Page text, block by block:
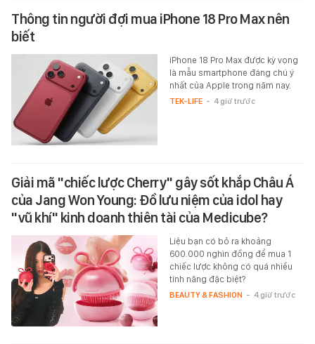
Thông tin người đợi mua iPhone 18 Pro Max nên
biết
iPhone 18 Pro Max được kỳ vọng
là mẫu smartphone đáng chú ý
nhất của Apple trong năm nay.
TEK-LIFE - 4 giờ trước
Giải mã "chiếc lược Cherry" gây sốt khắp Châu Á
của Jang Won Young: Đồ lưu niệm của idol hay
"vũ khí" kinh doanh thiên tài của Medicube?
Liệu bạn có bỏ ra khoảng
600.000 nghìn đồng để mua 1
chiếc lược không có quá nhiều
tính năng đặc biệt?
BEAUTY & FASHION - 4 giờ trước